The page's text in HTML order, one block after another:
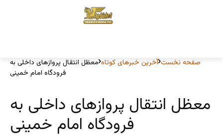
صفحه نخست آخرین خبرهای کوتاه معظل انتقال پروازهای داخلی به
فرودگاه امام خمینی
معظل انتقال پروازهای داخلی به
فرودگاه امام خمینی